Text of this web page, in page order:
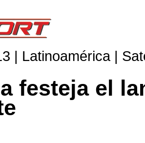
| Latinoamérica |
festeja el